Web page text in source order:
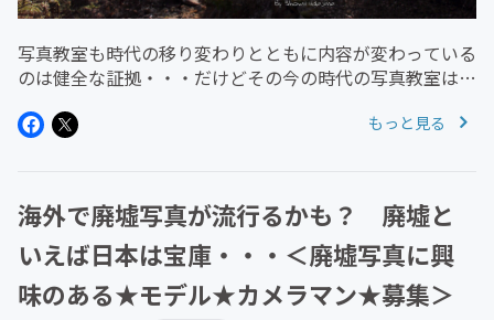
写真教室も時代の移り変わりとともに内容が変わっている
のは健全な証拠・・・だけどその今の時代の写真教室は～
メが誕生するまでは写真の世界も今日とは随分と違うデジ
もっと見る
海外で廃墟写真が流行るかも？ 廃墟と
いえば日本は宝庫・・・＜廃墟写真に興
味のある★モデル★カメラマン★募集＞